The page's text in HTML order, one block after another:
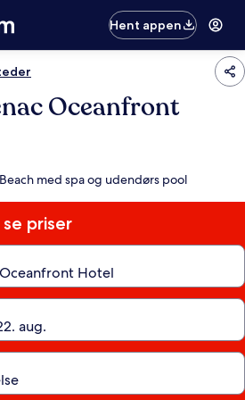
Hent appen
Oceanfront
med spa og udendørs pool
priser